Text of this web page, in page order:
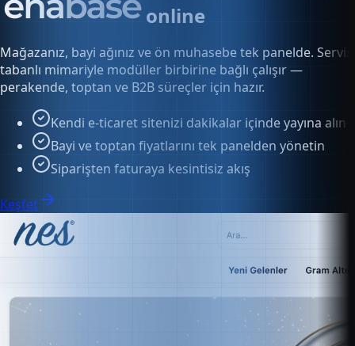
Mağazanız, bayi ağınız ve ön muhasebe tek panelde. Servis
perakende, toptan ve B2B süreçler için hazır.
Kendi e-ticaret sitenizi dakikalar içinde yayına alın
Bayi ve toptan fiyatlarını tek panelden yönetin
Siparişten faturaya kesintisiz akış
Keşfet